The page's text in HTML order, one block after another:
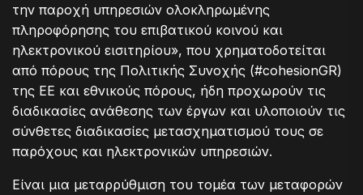
την παροχή υπηρεσιών ολοκληρωμένης
πληροφόρησης του επιβατικού κοινού και
ηλεκτρονικού εισιτηρίου», που χρηματοδοτείται
από πόρους της Πολιτικής Συνοχής (#cohesionGR)
της ΕΕ και εθνικούς πόρους, ήδη προχωρούν τις
διαδικασίες ανάθεσης των έργων και υλοποιούν τις
σύνθετες διαδικασίες μετασχηματισμού τους σε
παρόχους και ηλεκτρονικών υπηρεσιών.
Είναι μια μεταρρύθμιση του τομέα των μεταφορών